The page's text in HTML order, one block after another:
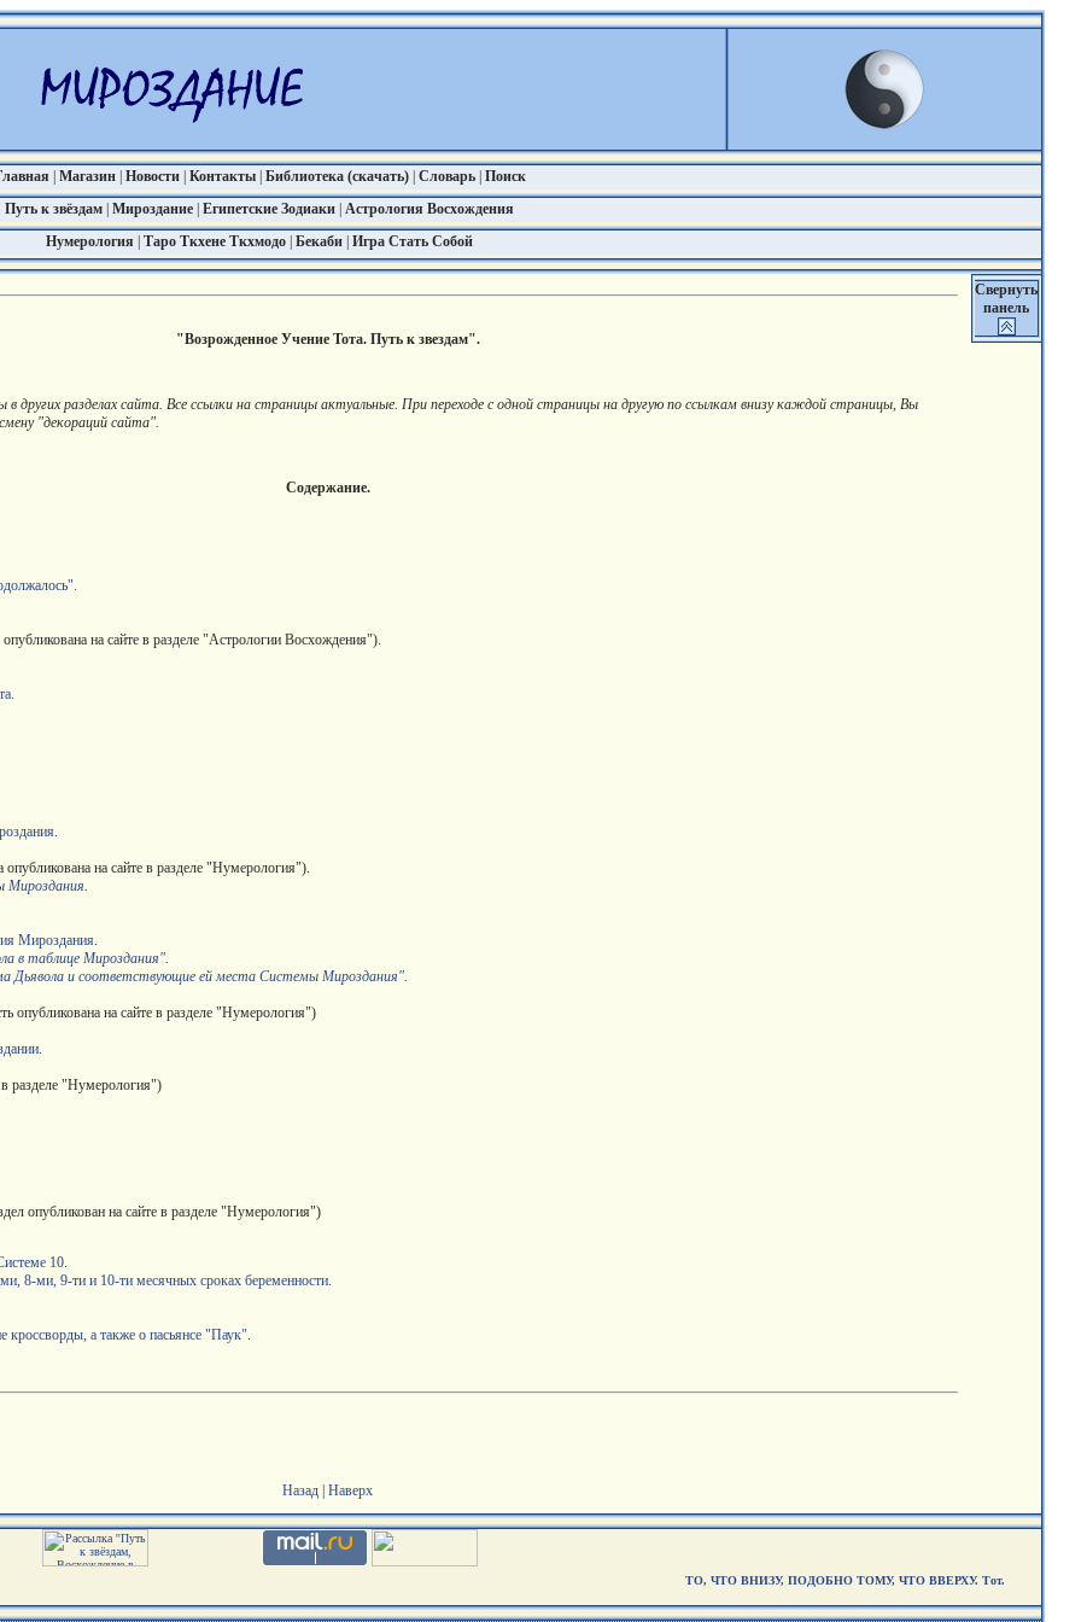
Магазин| Новости| Контакты Библиотека (скачать)| Словарь Поиск
Путь к звёздам Мироздание Египетские Зодиаки Астрология Восхождения
Нумерология
Таро Ткхене Ткхмодо Бекаби Игра Стать Собой
"Возрожденное Учение Тота. Путь к звездам".
других разделах сайта. Все ссылки на страницы актуальные. При переходе с одной страницы на другую по ссылкам внизу каждой страницы, Вы
"декораций сайта".
Содержание.
опубликована на сайте в разделе "Астрологии Восхождения").
.
опубликована на сайте в разделе "Нумерология").
Мироздания.
Мироздания.
в таблице Мироздания".
Дьявола и соответствующие ей места Системы Мироздания".
опубликована на сайте в разделе "Нумерология")
.
в разделе "Нумерология")
опубликован на сайте в разделе "Нумерология")
10.
8-ми, 9-ти и 10-ти месячных сроках беременности.
а также о пасьянсе "Паук".
Назад Наверх
Свернуть
панель
ТО, ЧТО ВНИЗУ, ПОДОБНО ТОМУ, ЧТО ВВЕРХУ. Тот.